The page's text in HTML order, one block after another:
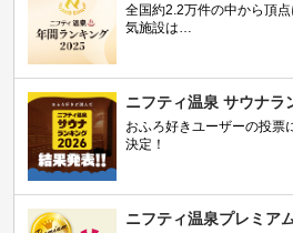
全国約2.2万件の中から頂
気施設は…
ニフティ温泉 サウナラ
おふろ好きユーザーの投票
決定！
ニフティ温泉プレミア